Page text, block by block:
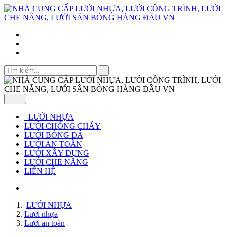
LƯỚI NHỰA
LƯỚI CHỐNG CHÁY
LƯỚI BÓNG ĐÁ
LƯỚI AN TOÀN
LƯỚI XÂY DỰNG
LƯỚI CHE NẮNG
LIÊN HỆ
LƯỚI NHỰA
Lưới nhựa
Lưới an toàn